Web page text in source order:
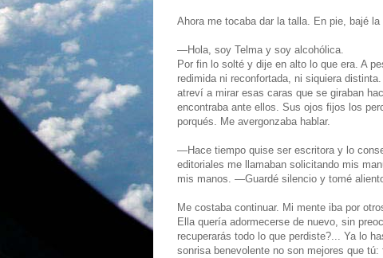
Ahora me tocaba dar la talla. En pie, bajé
—Hola, soy Telma y soy alcohólica.
Por fin lo solté y dije en alto lo que era. A
redimida ni reconfortada, ni siquiera
atreví a mirar esas caras que se giraban
encontraba ante ellos. Sus ojos fijos los
porqués. Me avergonzaba hablar.
—Hace tiempo quise ser escritora y lo
editoriales me llamaban solicitando mis
mis manos. —Guardé silencio y tomé
Me costaba continuar. Mi mente iba por
Ella quería adormecerse de nuevo, sin
recuperarás todo lo que perdiste?... Ya lo
sonrisa benevolente no son mejores que